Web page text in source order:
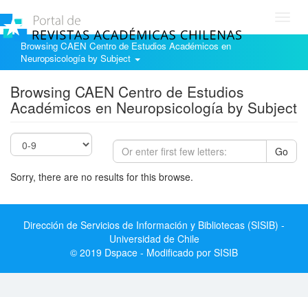
Browsing CAEN Centro de Estudios Académicos en
Neuropsicología by Subject
Browsing CAEN Centro de Estudios
Académicos en Neuropsicología by Subject
Go
Sorry, there are no results for this browse.
Dirección de Servicios de Información y Bibliotecas (SISIB) -
Universidad de Chile
© 2019 Dspace - Modificado por SISIB